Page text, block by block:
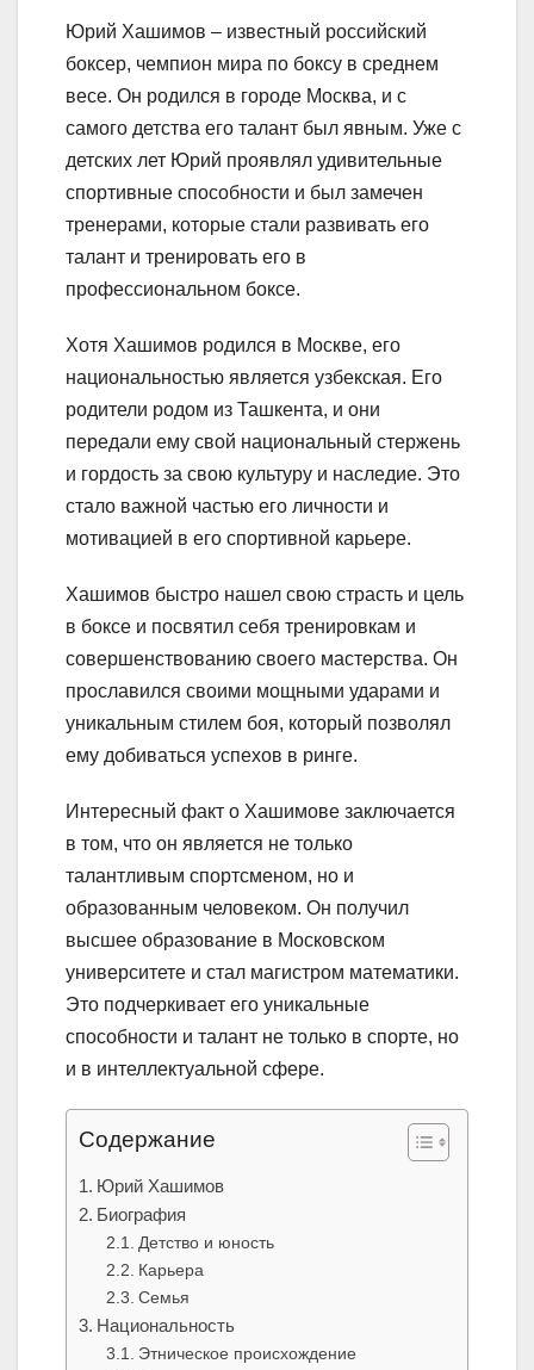
Юрий Хашимов – известный российский
боксер, чемпион мира по боксу в среднем
весе. Он родился в городе Москва, и с
самого детства его талант был явным. Уже с
детских лет Юрий проявлял удивительные
спортивные способности и был замечен
тренерами, которые стали развивать его
талант и тренировать его в
профессиональном боксе.
Хотя Хашимов родился в Москве, его
национальностью является узбекская. Его
родители родом из Ташкента, и они
передали ему свой национальный стержень
и гордость за свою культуру и наследие. Это
стало важной частью его личности и
мотивацией в его спортивной карьере.
Хашимов быстро нашел свою страсть и цель
в боксе и посвятил себя тренировкам и
совершенствованию своего мастерства. Он
прославился своими мощными ударами и
уникальным стилем боя, который позволял
ему добиваться успехов в ринге.
Интересный факт о Хашимове заключается
в том, что он является не только
талантливым спортсменом, но и
образованным человеком. Он получил
высшее образование в Московском
университете и стал магистром математики.
Это подчеркивает его уникальные
способности и талант не только в спорте, но
и в интеллектуальной сфере.
Содержание
Юрий Хашимов
Биография
Детство и юность
Карьера
Семья
Национальность
Этническое происхождение